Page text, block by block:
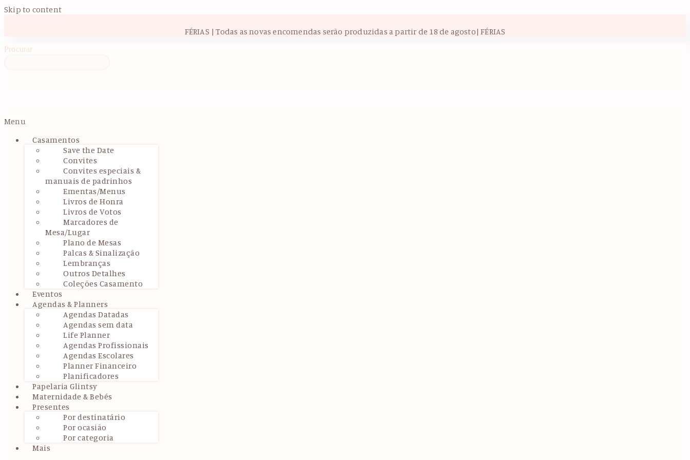
Skip to content
FÉRIAS | Todas as novas encomendas serão produzidas a partir de 18 de agosto| FÉRIAS
Procurar
Menu
Casamentos
Save the Date
Convites
Convites especiais &
manuais de padrinhos
Ementas/Menus
Livros de Honra
Livros de Votos
Marcadores de
Mesa/Lugar
Plano de Mesas
Palcas & Sinalização
Lembranças
Outros Detalhes
Coleções Casamento
Eventos
Agendas & Planners
Agendas Datadas
Agendas sem data
Life Planner
Agendas Profissionais
Agendas Escolares
Planner Financeiro
Planificadores
Papelaria Glintsy
Maternidade & Bebés
Presentes
Por destinatário
Por ocasião
Por categoria
Mais